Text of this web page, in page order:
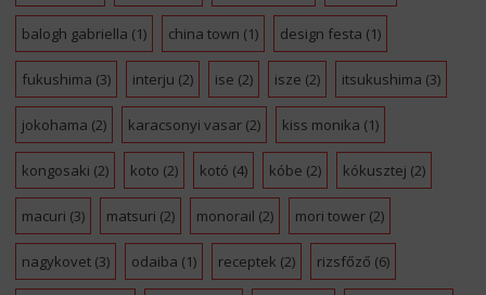
balogh gabriella (1) china town (1) design festa (1)
fukushima (3) interju (2) ise (2) isze (2) itsukushima (3)
jokohama (2) karacsonyi vasar(2) kiss monika (1)
kongosaki (2) koto (2) kotó (4) kóbe (2) kókusztej (2)
macuri (3) matsuri (2) monorail (2) mori tower(2)
nagykovet(3) odaiba (1) receptek (2) rizsfőző (6)